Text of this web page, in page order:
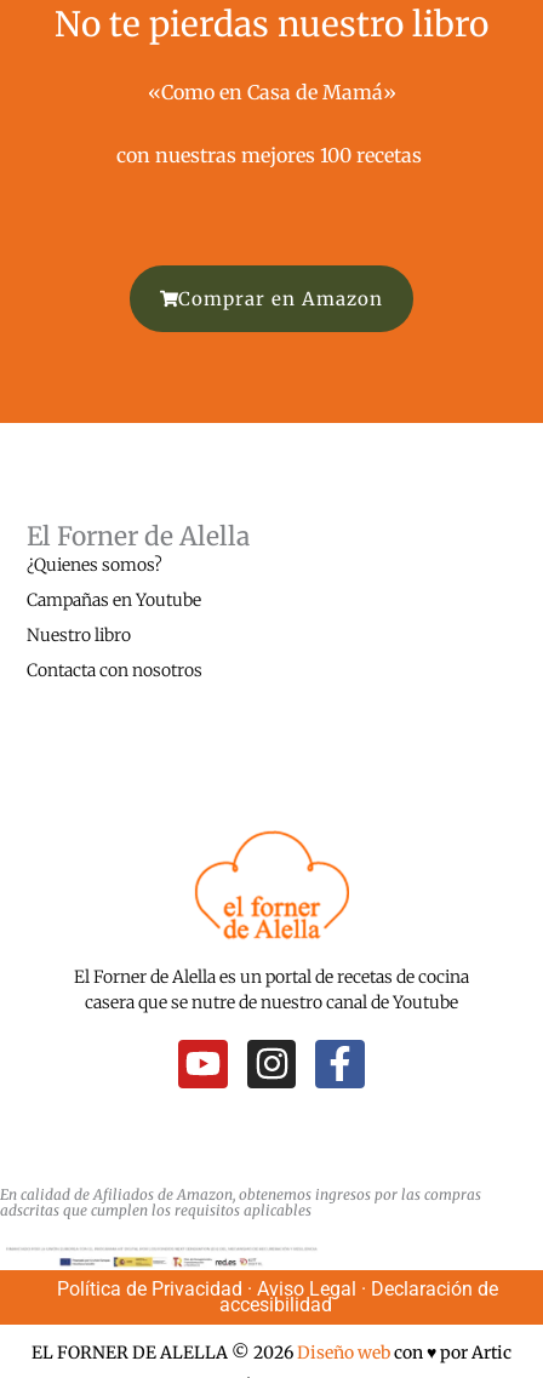
No te pierdas nuestro libro
«Como en Casa de Mamá»
con nuestras mejores 100 recetas ​
Comprar en Amazon
El Forner de Alella es un portal de recetas de cocina
casera que se nutre de nuestro canal de Youtube
Y
o
u
e
I
n
a
r
a
m
F
a
b
o
k
-
El Forner de Alella
¿Quienes somos?
Campañas en Youtube
Nuestro libro
Contacta con nosotros
En calidad de Afiliados de Amazon, obtenemos ingresos por las compras
adscritas que cumplen los requisitos aplicables
Política de Privacidad · Aviso Legal · Declaración de
accesibilidad
EL FORNER DE ALELLA © 2026Diseño webcon ♥️ por Artic